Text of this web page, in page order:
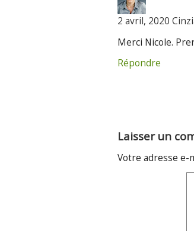
2 avril, 2020
Merci Nicole.
Répondre
Laisser un
Votre adresse e-